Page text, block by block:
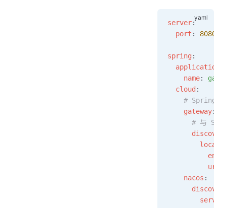
server:
  port
: 8080
spring :
  application
    name
:
  cloud
:
# Spring
    gateway
:
# 与
    nacos
: